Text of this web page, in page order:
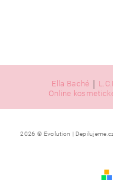
Ella Baché |
Online
2026 © Evolution |